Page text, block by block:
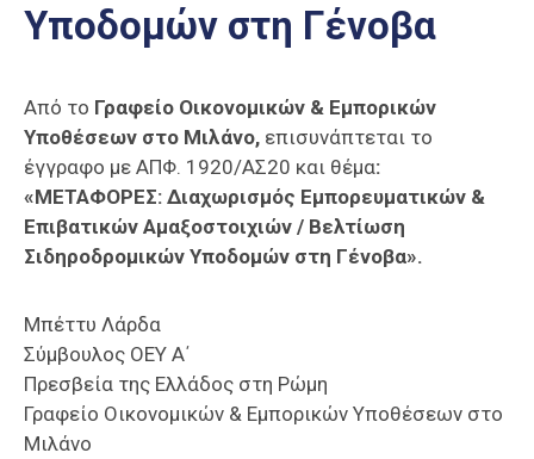
Υποδομών στη Γένοβα
Από το Γραφείο Οικονομικών & Εμπορικών
Υποθέσεων στο Μιλάνο, επισυνάπτεται το
έγγραφο με ΑΠΦ. 1920/ΑΣ20 και θέμα:
«ΜΕΤΑΦΟΡΕΣ: Διαχωρισμός Εμπορευματικών &
Επιβατικών Αμαξοστοιχιών / Βελτίωση
Σιδηροδρομικών Υποδομών στη Γένοβα».
Μπέττυ Λάρδα
Σύμβουλος ΟΕΥ Α΄
Πρεσβεία της Ελλάδος στη Ρώμη
Γραφείο Οικονομικών & Εμπορικών Υποθέσεων στο
Μιλάνο